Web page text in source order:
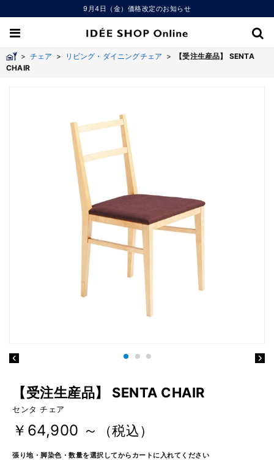
9月4日（金）価格改定のお知らせ
> チェア > リビング・ダイニングチェア >
【受注生産品】 SENTA
CHAIR
【受注生産品】 SENTA CHAIR
センタ チェア
￥64,900 ～ （税込）
張り地・脚染色・数量を選択してからカートに入れてください